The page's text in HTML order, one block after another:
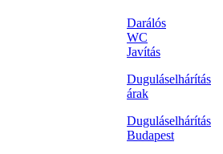
Darálós
WC
Javítás
Duguláselhárítás
árak
Duguláselhárítás
Budapest